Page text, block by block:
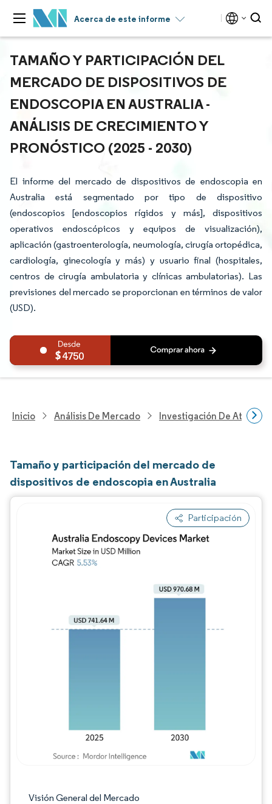
Acerca de este informe
TAMAÑO Y PARTICIPACIÓN DEL
MERCADO DE DISPOSITIVOS DE
ENDOSCOPIA EN AUSTRALIA -
ANÁLISIS DE CRECIMIENTO Y
PRONÓSTICO (2025 - 2030)
El informe del mercado de dispositivos de endoscopia en
Australia está segmentado por tipo de dispositivo
(endoscopios [endoscopios rígidos y más], dispositivos
operativos endoscópicos y equipos de visualización),
aplicación (gastroenterología, neumología, cirugía ortopédica,
cardiología, ginecología y más) y usuario final (hospitales,
centros de cirugía ambulatoria y clínicas ambulatorias). Las
previsiones del mercado se proporcionan en términos de valor
(USD).
4750
Inicio Análisis De Mercado Investigación De
Tamaño y participación del mercado de
dispositivos de endoscopia en Australia
Participación
Visión General del Mercado